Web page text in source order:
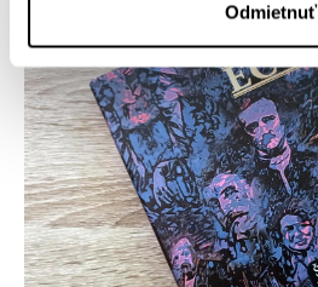
Odmietnuť